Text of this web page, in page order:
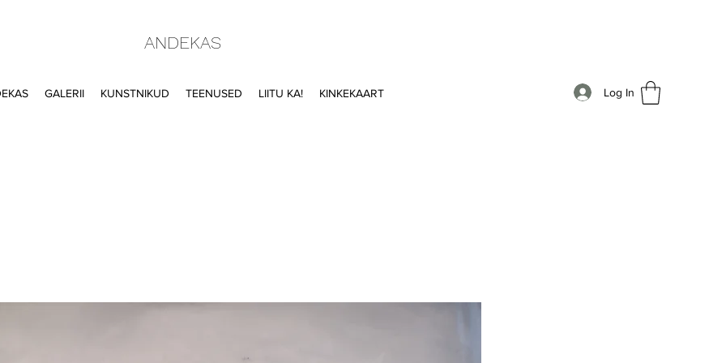
ANDEKAS
GALERII KUNSTNIKUD TEENUSED LIITU KA! KINKEKAART Log In